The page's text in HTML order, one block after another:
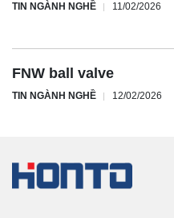
TIN NGÀNH NGHỀ 11/02/2026
FNW ball valve
TIN NGÀNH NGHỀ 12/02/2026